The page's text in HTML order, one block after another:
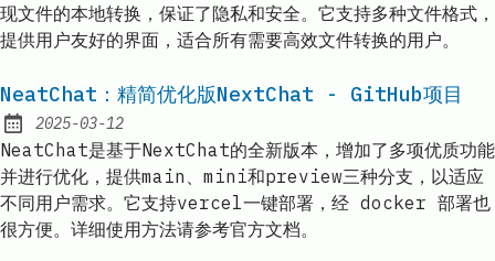
现文件的本地转换，保证了隐私和安全。它支持多种文件格式，
提供用户友好的界面，适合所有需要高效文件转换的用户。
NeatChat：精简优化版NextChat - GitHub项目
Published:
2025-03-12
NeatChat是基于NextChat的全新版本，增加了多项优质功能
并进行优化，提供main、mini和preview三种分支，以适应
不同用户需求。它支持vercel一键部署，经 docker 部署也
很方便。详细使用方法请参考官方文档。